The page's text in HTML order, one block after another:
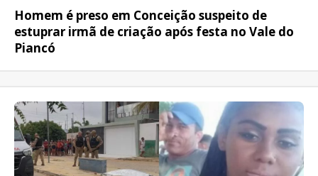
Homem é preso em Conceição suspeito de
estuprar irmã de criação após festa no Vale do
Piancó